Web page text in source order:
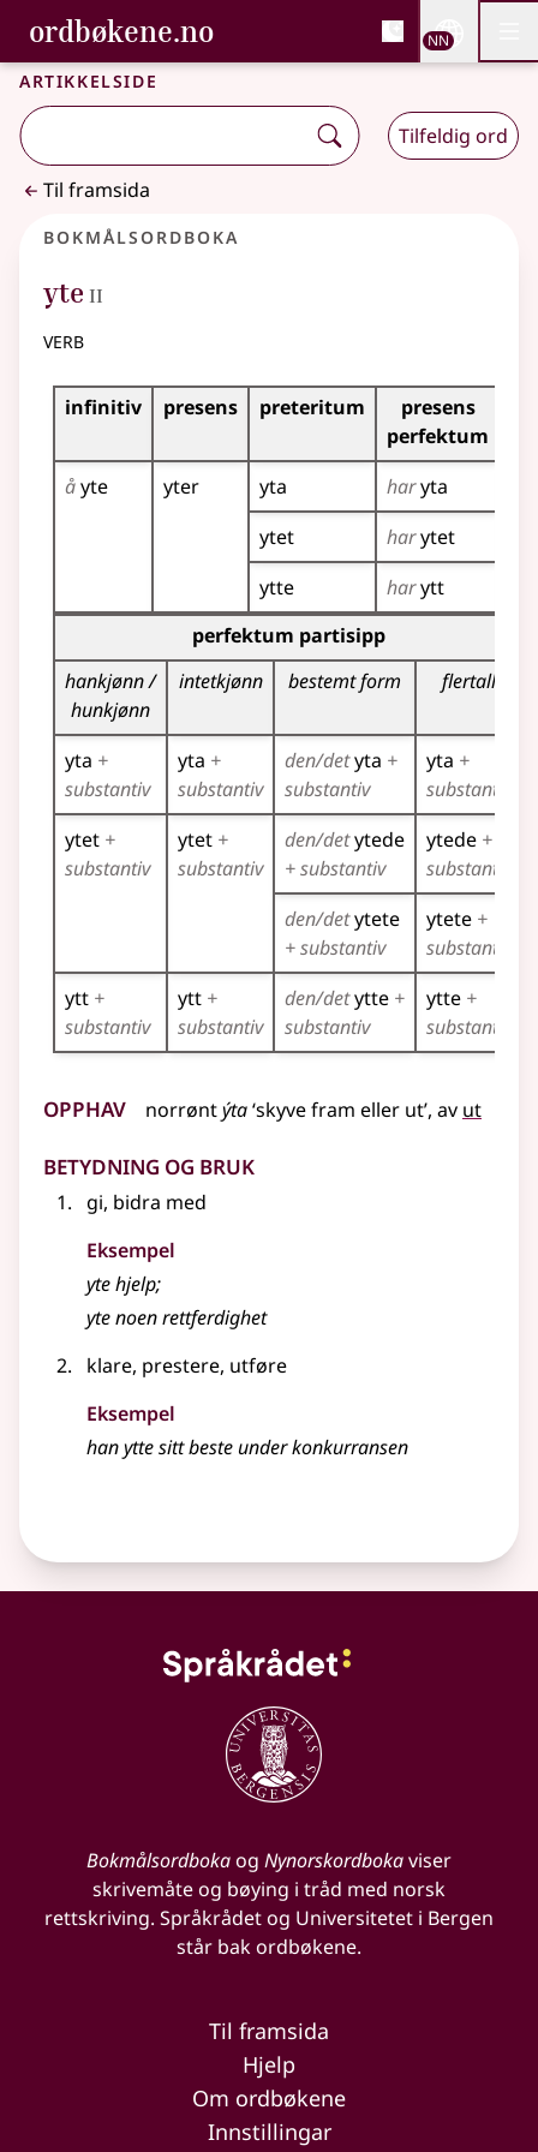
Gå til hovudinnhald
Tilgjenge
ordbøkene.no, Bokmålsordboka og
Bokmålsordboka og Nynorskordboka
NN
Artikkelside
Tilfeldig ord
Til framsida
Bokmålsordboka
yte 2
II
verb
Bøyingstabell for dette verbet
infinitiv presens preteritum
presens
perfektum
åyte yter yta haryta
ytet
harytet
ytte
harytt
Bøyingstabell for dette verbet (partisippformer)
perfektum partisipp
hankjønn /
hunkjønn
intetkjønn bestemt form flertall
yta +
substantiv
yta +
substantiv
den/detyta +
substantiv
yta +
substantiv
ytet +
substantiv
ytet +
substantiv
den/detytede
+ substantiv
ytede +
substantiv
den/detytete
+ substantiv
ytete +
substantiv
ytt +
substantiv
ytt +
substantiv
den/detytte +
substantiv
ytte +
substantiv
Opphav norrøntýta‘skyve fram eller ut’, av ut
Betydning og bruk
gi, bidra med
Eksempel
ytehjelp;
ytenoen rettferdighet
klare, prestere, utføre
Eksempel
han ytte sitt beste under konkurransen
Bokmålsordbokaog Nynorskordbokaviser
skrivemåte og bøying i tråd med norsk
rettskriving. Språkrådet og Universitetet i Bergen
står bak ordbøkene.
Til framsida
Hjelp
Om ordbøkene
Innstillingar